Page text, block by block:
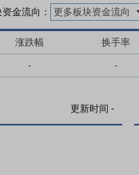
金流向： 更多板块资金流向
涨跌幅 换手率
- -
更新时间 -